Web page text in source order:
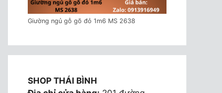
Giường ngủ gỗ gõ đỏ 1m6 MS 2638
SHOP THÁI BÌNH